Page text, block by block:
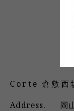
Corte 倉敷西
Address.
岡